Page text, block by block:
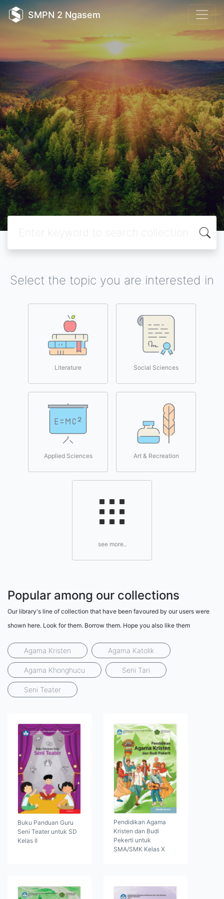
SMPN 2 Ngasem
Select the topic you are interested in
Literature Social Sciences
Applied Sciences Art & Recreation
see more..
Popular among our collections
Our library's line of collection that have been favoured by our users were
shown here. Look for them. Borrow them. Hope you also like them
Agama Kristen Agama Katolik
Agama Khonghucu Seni Tari
Seni Teater
Buku Panduan Guru
Seni Teater untuk SD
Kelas II
Pendidikan Agama
Kristen dan Budi
Pekerti untuk
SMA/SMK Kelas X